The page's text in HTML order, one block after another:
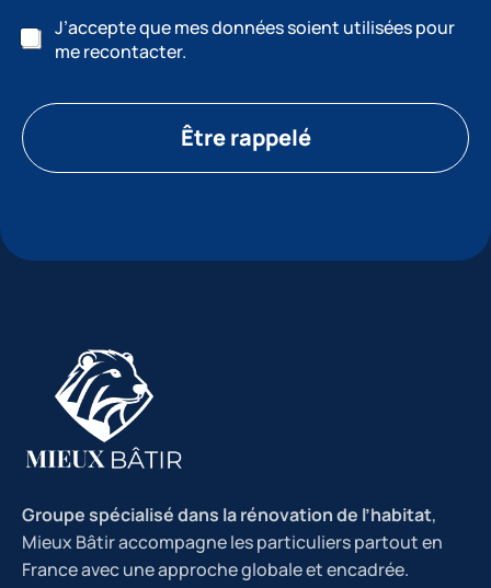
J’accepte que mes données soient utilisées pour
me recontacter.
Être rappelé
Groupe spécialisé dans la rénovation de l’habitat,
Mieux Bâtir accompagne les particuliers partout en
France avec une approche globale et encadrée.